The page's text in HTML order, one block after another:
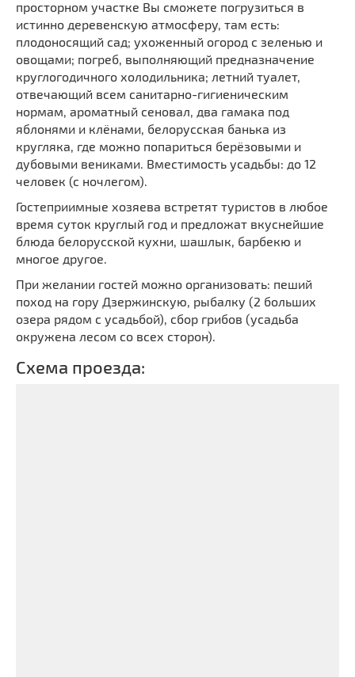
просторном участке Вы сможете погрузиться в
истинно деревенскую атмосферу, там есть:
плодоносящий сад; ухоженный огород с зеленью и
овощами; погреб, выполняющий предназначение
круглогодичного холодильника; летний туалет,
отвечающий всем санитарно-гигиеническим
нормам, ароматный сеновал, два гамака под
яблонями и клёнами, белорусская банька из
кругляка, где можно попариться берёзовыми и
дубовыми вениками. Вместимость усадьбы: до 12
человек (с ночлегом).
Гостеприимные хозяева встретят туристов в любое
время суток круглый год и предложат вкуснейшие
блюда белорусской кухни, шашлык, барбекю и
многое другое.
При желании гостей можно организовать: пеший
поход на гору Дзержинскую, рыбалку (2 больших
озера рядом с усадьбой), сбор грибов (усадьба
окружена лесом со всех сторон).
Схема проезда: